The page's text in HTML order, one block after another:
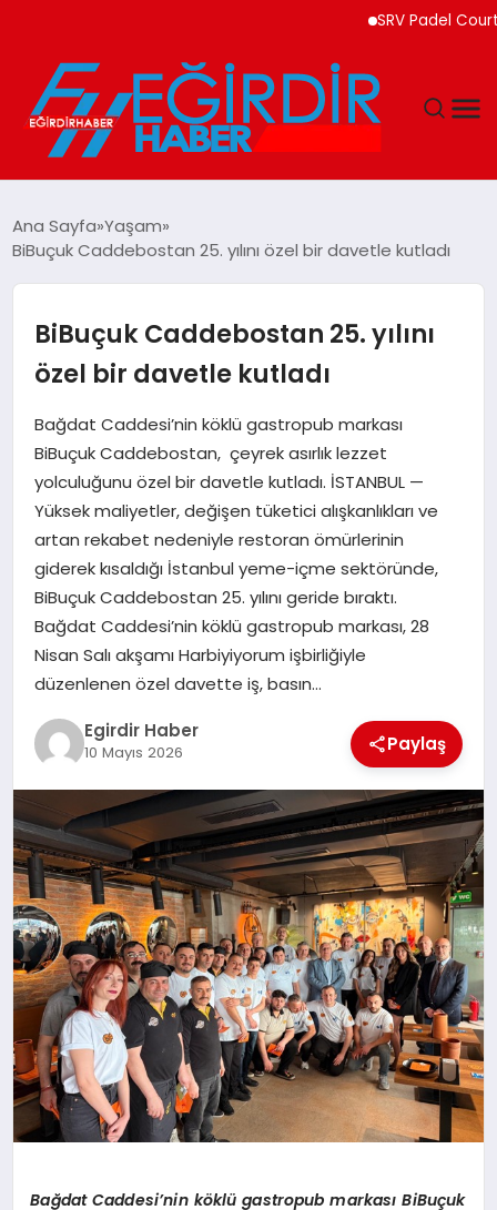
SRV Padel Court,
EĞITIM
EKONOMI
GÜNDEM
MAGAZIN
SIYASET
SPOR
TEKNOLOJI
YAŞAM
Ana Sayfa Yaşam
BiBuçuk Caddebostan 25. yılını özel bir davetle kutladı
BiBuçuk Caddebostan 25. yılını
özel bir davetle kutladı
Bağdat Caddesi’nin köklü gastropub markası
BiBuçuk Caddebostan, çeyrek asırlık lezzet
yolculuğunu özel bir davetle kutladı. İSTANBUL —
Yüksek maliyetler, değişen tüketici alışkanlıkları ve
artan rekabet nedeniyle restoran ömürlerinin
giderek kısaldığı İstanbul yeme-içme sektöründe,
BiBuçuk Caddebostan 25. yılını geride bıraktı.
Bağdat Caddesi’nin köklü gastropub markası, 28
Nisan Salı akşamı Harbiyiyorum işbirliğiyle
düzenlenen özel davette iş, basın…
Egirdir Haber
10 Mayıs 2026 Paylaş
Bağdat Caddesi’nin köklü gastropub markası BiBuçuk